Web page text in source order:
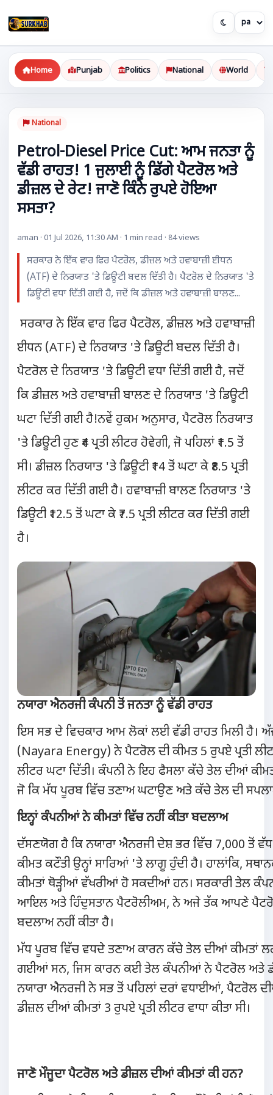
Home Punjab Politics National World
National
Petrol-Diesel Price Cut: ਆਮ ਜਨਤਾ ਨੂੰ
ਵੱਡੀ ਰਾਹਤ! 1 ਜੁਲਾਈ ਨੂੰ ਡਿੱਗੇ ਪੈਟਰੋਲ ਅਤੇ
ਡੀਜ਼ਲ ਦੇ ਰੇਟ! ਜਾਣੋ ਕਿੰਨੇ ਰੁਪਏ ਹੋਇਆ
ਸਸਤਾ?
aman · 01 Jul 2026, 11:30 AM · 1 min read · 84 views
ਸਰਕਾਰ ਨੇ ਇੱਕ ਵਾਰ ਫਿਰ ਪੈਟਰੋਲ, ਡੀਜ਼ਲ ਅਤੇ ਹਵਾਬਾਜ਼ੀ ਈਧਨ
(ATF) ਦੇ ਨਿਰਯਾਤ 'ਤੇ ਡਿਊਟੀ ਬਦਲ ਦਿੱਤੀ ਹੈ। ਪੈਟਰੋਲ ਦੇ ਨਿਰਯਾਤ 'ਤੇ
ਡਿਊਟੀ ਵਧਾ ਦਿੱਤੀ ਗਈ ਹੈ, ਜਦੋਂ ਕਿ ਡੀਜ਼ਲ ਅਤੇ ਹਵਾਬਾਜ਼ੀ ਬਾਲਣ...
ਸਰਕਾਰ ਨੇ ਇੱਕ ਵਾਰ ਫਿਰ ਪੈਟਰੋਲ, ਡੀਜ਼ਲ ਅਤੇ ਹਵਾਬਾਜ਼ੀ
ਈਧਨ (ATF) ਦੇ ਨਿਰਯਾਤ 'ਤੇ ਡਿਊਟੀ ਬਦਲ ਦਿੱਤੀ ਹੈ।
ਪੈਟਰੋਲ ਦੇ ਨਿਰਯਾਤ 'ਤੇ ਡਿਊਟੀ ਵਧਾ ਦਿੱਤੀ ਗਈ ਹੈ, ਜਦੋਂ
ਕਿ ਡੀਜ਼ਲ ਅਤੇ ਹਵਾਬਾਜ਼ੀ ਬਾਲਣ ਦੇ ਨਿਰਯਾਤ 'ਤੇ ਡਿਊਟੀ
ਘਟਾ ਦਿੱਤੀ ਗਈ ਹੈ!ਨਵੇਂ ਹੁਕਮ ਅਨੁਸਾਰ, ਪੈਟਰੋਲ ਨਿਰਯਾਤ
'ਤੇ ਡਿਊਟੀ ਹੁਣ ₹4 ਪ੍ਰਤੀ ਲੀਟਰ ਹੋਵੇਗੀ, ਜੋ ਪਹਿਲਾਂ ₹1.5 ਤੋਂ
ਸੀ। ਡੀਜ਼ਲ ਨਿਰਯਾਤ 'ਤੇ ਡਿਊਟੀ ₹14 ਤੋਂ ਘਟਾ ਕੇ ₹8.5 ਪ੍ਰਤੀ
ਲੀਟਰ ਕਰ ਦਿੱਤੀ ਗਈ ਹੈ। ਹਵਾਬਾਜ਼ੀ ਬਾਲਣ ਨਿਰਯਾਤ 'ਤੇ
ਡਿਊਟੀ ₹12.5 ਤੋਂ ਘਟਾ ਕੇ ₹7.5 ਪ੍ਰਤੀ ਲੀਟਰ ਕਰ ਦਿੱਤੀ ਗਈ
ਹੈ।
ਨਯਾਰਾ ਐਨਰਜੀ ਕੰਪਨੀ ਤੋਂ ਜਨਤਾ ਨੂੰ ਵੱਡੀ ਰਾਹਤ
ਇਸ ਸਭ ਦੇ ਵਿਚਕਾਰ ਆਮ ਲੋਕਾਂ ਲਈ ਵੱਡੀ ਰਾਹਤ ਮਿਲੀ ਹੈ।
(Nayara Energy) ਨੇ ਪੈਟਰੋਲ ਦੀ ਕੀਮਤ 5 ਰੁਪਏ ਪ੍ਰਤੀ
ਲੀਟਰ ਘਟਾ ਦਿੱਤੀ। ਕੰਪਨੀ ਨੇ ਇਹ ਫੈਸਲਾ ਕੱਚੇ ਤੇਲ ਦੀਆਂ
ਜੋ ਕਿ ਮੱਧ ਪੂਰਬ ਵਿੱਚ ਤਣਾਅ ਘਟਾਉਣ ਅਤੇ ਕੱਚੇ ਤੇਲ ਦੀ
ਇਨ੍ਹਾਂ ਕੰਪਨੀਆਂ ਨੇ ਕੀਮਤਾਂ ਵਿੱਚ ਨਹੀਂ ਕੀਤਾ ਬਦਲਾਅ
ਦੱਸਣਯੋਗ ਹੈ ਕਿ ਨਯਾਰਾ ਐਨਰਜੀ ਦੇਸ਼ ਭਰ ਵਿੱਚ 7,000 ਤੋਂ
ਕੀਮਤ ਕਟੌਤੀ ਉਨ੍ਹਾਂ ਸਾਰਿਆਂ 'ਤੇ ਲਾਗੂ ਹੁੰਦੀ ਹੈ। ਹਾਲਾਂਕਿ,
ਕੀਮਤਾਂ ਥੋੜ੍ਹੀਆਂ ਵੱਖਰੀਆਂ ਹੋ ਸਕਦੀਆਂ ਹਨ। ਸਰਕਾਰੀ ਤੇਲ
ਆਇਲ ਅਤੇ ਹਿੰਦੁਸਤਾਨ ਪੈਟਰੋਲੀਅਮ, ਨੇ ਅਜੇ ਤੱਕ ਆਪਣੇ
ਬਦਲਾਅ ਨਹੀਂ ਕੀਤਾ ਹੈ।
ਮੱਧ ਪੂਰਬ ਵਿੱਚ ਵਧਦੇ ਤਣਾਅ ਕਾਰਨ ਕੱਚੇ ਤੇਲ ਦੀਆਂ ਕੀਮਤਾਂ
ਗਈਆਂ ਸਨ, ਜਿਸ ਕਾਰਨ ਕਈ ਤੇਲ ਕੰਪਨੀਆਂ ਨੇ ਪੈਟਰੋਲ ਅਤੇ
ਨਯਾਰਾ ਐਨਰਜੀ ਨੇ ਸਭ ਤੋਂ ਪਹਿਲਾਂ ਦਰਾਂ ਵਧਾਈਆਂ, ਪੈਟਰੋਲ
ਡੀਜ਼ਲ ਦੀਆਂ ਕੀਮਤਾਂ 3 ਰੁਪਏ ਪ੍ਰਤੀ ਲੀਟਰ ਵਾਧਾ ਕੀਤਾ ਸੀ।
ਜਾਣੋ ਮੌਜੂਦਾ ਪੈਟਰੋਲ ਅਤੇ ਡੀਜ਼ਲ ਦੀਆਂ ਕੀਮਤਾਂ ਕੀ ਹਨ?